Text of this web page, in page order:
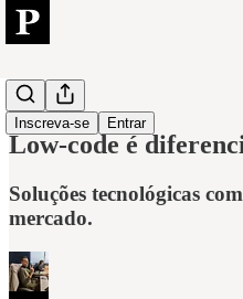
Inscreva-se Entrar
Low-Code
Low-code é
Soluções tecnológicas
mercado.